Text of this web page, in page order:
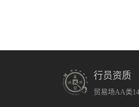
行员资质
贸易场AA类